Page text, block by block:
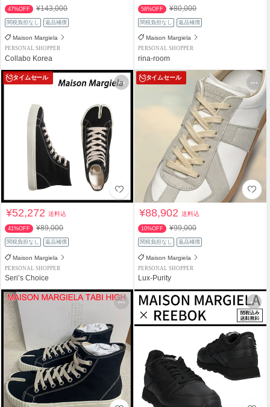
47%OFF ¥143,000
関税負担なし 返品補償
Maison Margiela
PERSONAL SHOPPER
Collabo Korea
58%OFF ¥80,000
関税負担なし 返品補償
Maison Margiela
PERSONAL SHOPPER
rina-room
タイムセール
¥52,272送料込
41%OFF ¥89,000
関税負担なし 返品補償
Maison Margiela
PERSONAL SHOPPER
Seri’s Choice
タイムセール
¥88,902送料込
10%OFF ¥99,000
関税負担なし 返品補償
Maison Margiela
PERSONAL SHOPPER
Lux-Purity